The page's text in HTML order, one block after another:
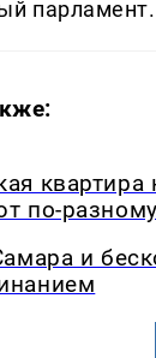
парламент.
по-
и